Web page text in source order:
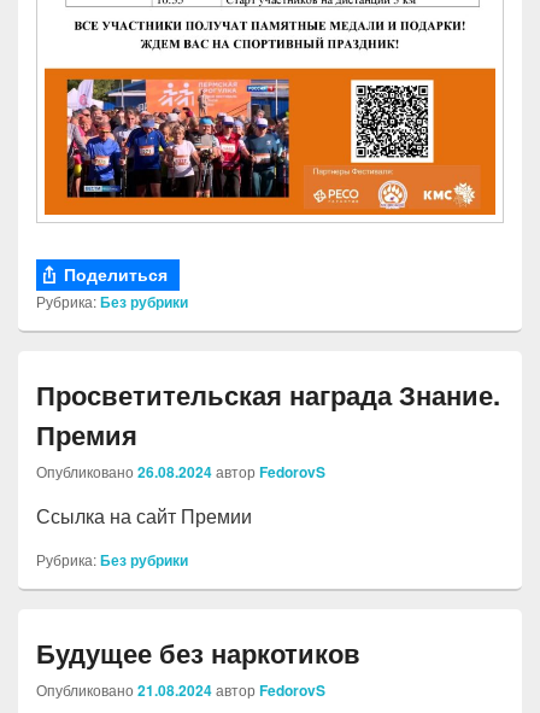
Поделиться
Рубрика:Без рубрики
Просветительская награда Знание.
Премия
Опубликовано 26.08.2024автор FedorovS
Ссылка на сайт Премии
Рубрика:Без рубрики
Будущее без наркотиков
Опубликовано 21.08.2024автор FedorovS